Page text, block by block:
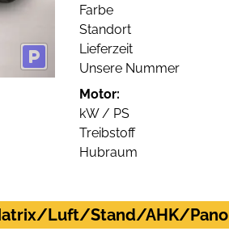
Farbe
Standort
Lieferzeit
Unsere Nummer
Motor:
kW / PS
Treibstoff
Hubraum
Luft/Stand/AHK/Pano